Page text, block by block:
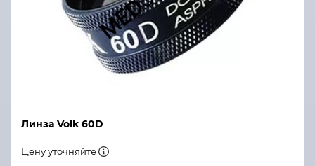
Линза Volk 60D
Цену уточняйте